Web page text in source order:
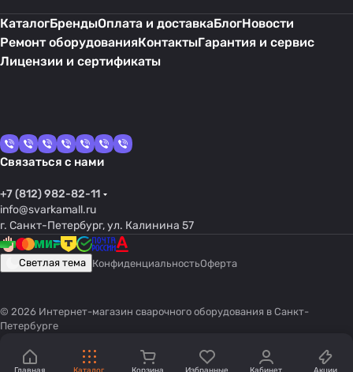
КаталогБрендыОплата и доставкаБлогНовости
Ремонт оборудованияКонтактыГарантия и сервис
Лицензии и сертификаты
Связаться с нами
+7 (812) 982-82-11
info@svarkamall.ru
г. Санкт-Петербург, ул. Калинина 57
Светлая тема КонфиденциальностьОферта
© 2026 Интернет-магазин сварочного оборудования в Санкт-
Петербурге